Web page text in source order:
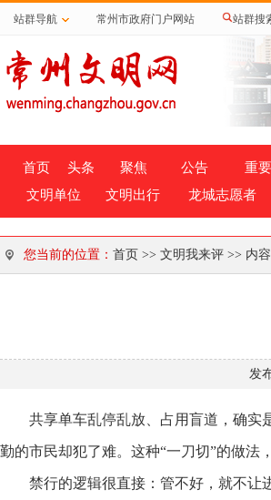
站群导航 常州市政府门户网站 站群搜
首页 头条 聚焦 公告 重
文明单位
文明出行 龙城志愿者
您当前的位置： 首页 >> 文明我来评 >> 内容
发
共享单车乱停乱放、占用盲道，确
勤的市民却犯了难。这种“一刀切”的做法
禁行的逻辑很直接：管不好，就不让